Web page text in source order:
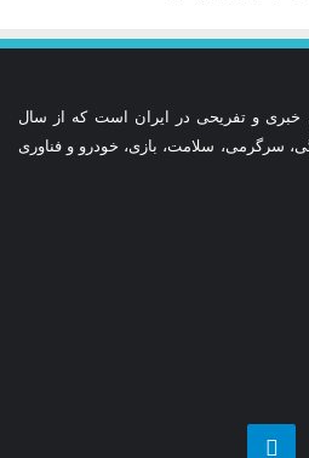
خبری و تفریحی در ایران است که از سال
سرگرمی، سلامت، بازی، خودرو و فناوری